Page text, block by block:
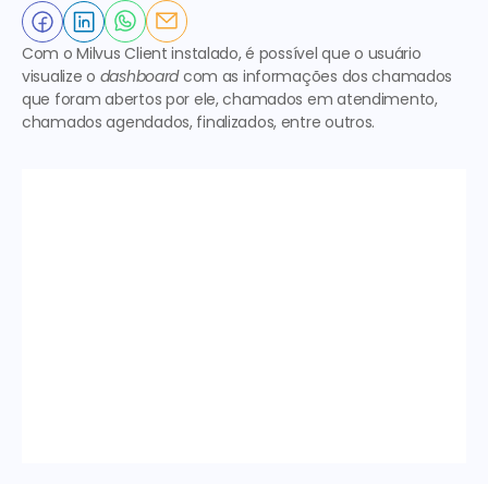
Com o Milvus Client instalado, é possível que o usuário
visualize o dashboard com as informações dos chamados
que foram abertos por ele, chamados em atendimento,
chamados agendados, finalizados, entre outros.